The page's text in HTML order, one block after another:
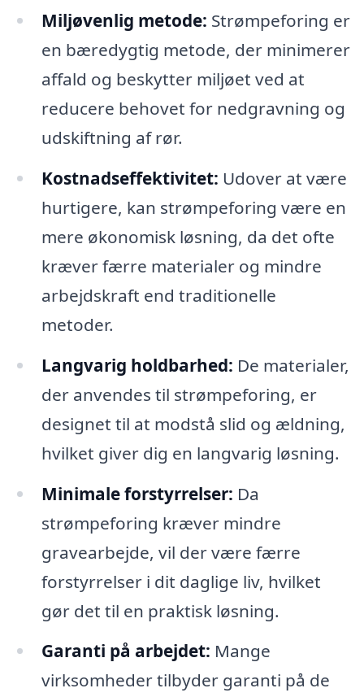
Miljøvenlig metode: Strømpeforing er
en bæredygtig metode, der minimerer
affald og beskytter miljøet ved at
reducere behovet for nedgravning og
udskiftning af rør.
Kostnadseffektivitet: Udover at være
hurtigere, kan strømpeforing være en
mere økonomisk løsning, da det ofte
kræver færre materialer og mindre
arbejdskraft end traditionelle
metoder.
Langvarig holdbarhed: De materialer,
der anvendes til strømpeforing, er
designet til at modstå slid og ældning,
hvilket giver dig en langvarig løsning.
Minimale forstyrrelser: Da
strømpeforing kræver mindre
gravearbejde, vil der være færre
forstyrrelser i dit daglige liv, hvilket
gør det til en praktisk løsning.
Garanti på arbejdet: Mange
virksomheder tilbyder garanti på de